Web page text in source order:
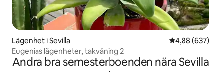
Lägenhet i Sevilla 4,88 av 5 i
4,88 (637)
Eugenias lägenheter, takvåning 2
Andra bra semesterboenden nära Sevilla